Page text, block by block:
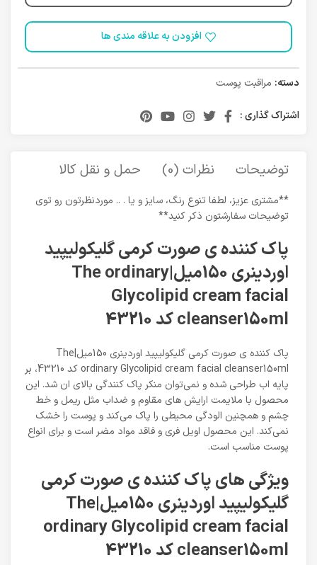
افزودن به علاقه مندی ها
دسته: مراقبت پوست
اشتراک گذاری :
توضیحات نظرات (0) حمل و نقل کالا
**مشتری عزیز، لطفا تنوع رنگ، سایز و یا . .. موردنظرتون رو توی
توضیحات سفارشتون ذکر کنید**
پاک کننده ی صورت کرمی گلیکولیپید
اوردینری 150میل|The ordinary
Glycolipid cream facial
cleanser150ml کد 43210
پاک کننده ی صورت کرمی گلیکولیپید اوردینری 150میل|The
ordinary Glycolipid cream facial cleanser150ml کد 43210، بر
پایه اب طراحی شده و نمی‌توان منکر پاک کنندگی بالای ان شد. این
محصول با ملایمت ارایش های مقاوم و ضداب مثل ریمل و خط
چشم و همچنین الودگی محیطی را پاک می‌کند و پوست را خشک
نمی‌کند. این محصول اویل فری و فاقد مواد مضر است و برای انواع
پوست مناسب است.
ویژگی های پاک کننده ی صورت کرمی
گلیکولیپید اوردینری 150میل|The
ordinary Glycolipid cream facial
cleanser150ml کد 43210